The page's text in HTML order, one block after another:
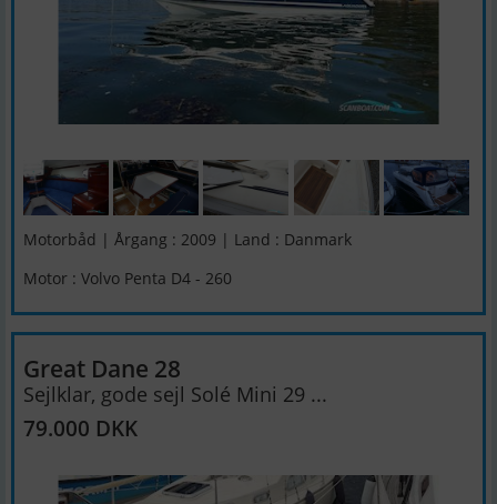
Motorbåd | Årgang : 2009 | Land : Danmark
Motor : Volvo Penta D4 - 260
Great Dane 28
Sejlklar, gode sejl Solé Mini 29 ...
79.000 DKK